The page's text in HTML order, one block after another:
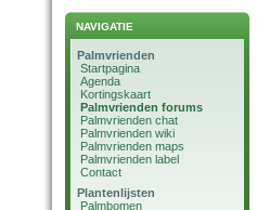
NAVIGATIE
Palmvrienden
Startpagina
Agenda
Kortingskaart
Palmvrienden forums
Palmvrienden chat
Palmvrienden wiki
Palmvrienden maps
Palmvrienden label
Contact
Plantenlijsten
Palmbomen